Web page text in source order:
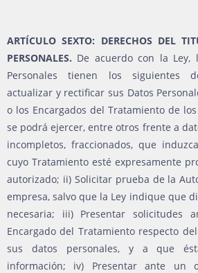
ARTÍCULO SEXTO: DERECHOS DEL
PERSONALES. De acuerdo con la Ley,
Personales tienen los siguientes
actualizar y rectificar sus Datos
o los Encargados del Tratamiento de
se podrá ejercer, entre otros frente a
incompletos, fraccionados, que
cuyo Tratamiento esté expresamente
autorizado; ii) Solicitar prueba de la
empresa, salvo que la Ley indique que
necesaria; iii) Presentar solicitudes
Encargado del Tratamiento respecto
sus datos personales, y a que
información; iv) Presentar ante un